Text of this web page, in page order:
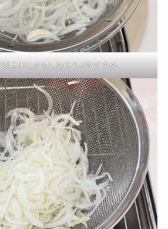
以上水にさらしたほうがおすすめ